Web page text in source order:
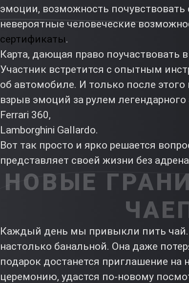
эмоции, возможность
невероятные человеческие
сертификаты.
Карта, дающая право поучаствовать в
Участник встретится с опытным
об автомобиле. И только после
взрыв эмоций за рулем легендарного
Ferrari 360,
Lamborghini Gallardo.
Вот так просто и ярко решается
представляет своей жизни без
НОВЫЕ
Каждый день мы привыкли пить чай.
настолько банальной. Она даже
подарок достанется приглашение
церемонию, удастся по-новому